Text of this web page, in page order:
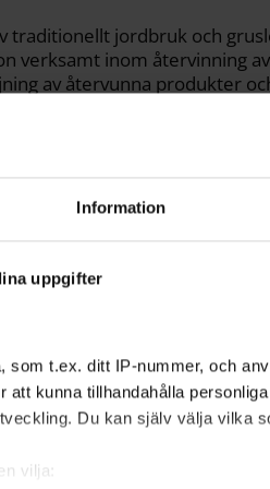
Information
uppgifter
som t.ex. ditt IP-nummer, och
att kunna tillhandahålla
Du kan själv välja vilka
vilja:
traditionellt jordbruk och
verksamt inom återvinning
av återvunna produkter
hållbarhetspris för "sitt
inom bygg- och
eftersom vi
oss som en